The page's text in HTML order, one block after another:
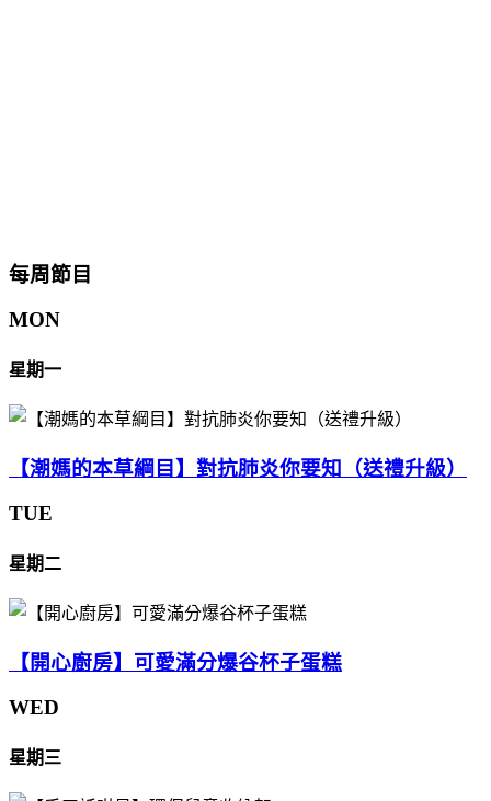
每周節目
MON
星期一
【潮媽的本草綱目】對抗肺炎你要知（送禮升級）
TUE
星期二
【開心廚房】可愛滿分爆谷杯子蛋糕
WED
星期三